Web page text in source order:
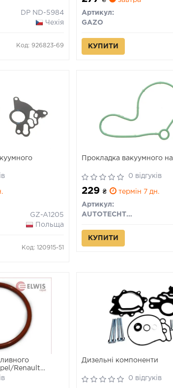
DP ND-5984
Чехія
Код: 926823-69
Артикул:
GAZO
КУПИТИ
GZ-A1205
Польща
Код: 120915-51
Прокладка вакуумного
0 відгуків
229₴ термін 7 дн.
Артикул:
AUTOTECHTEILE
КУПИТИ
Renault
Дизельні компоненти
0 відгуків